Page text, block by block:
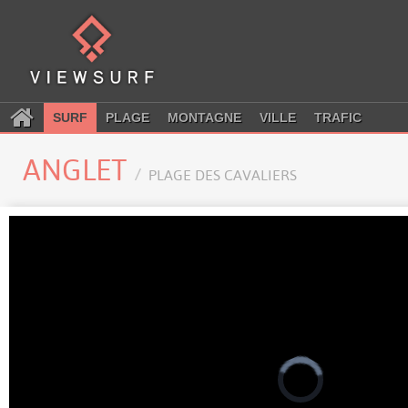
SURF PLAGE MONTAGNE VILLE TRAFIC
ANGLET PLAGE DES CAVALIERS